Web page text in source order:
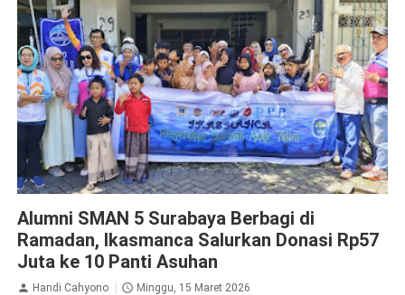
Alumni SMAN 5 Surabaya Berbagi di
Ramadan, Ikasmanca Salurkan Donasi Rp57
Juta ke 10 Panti Asuhan
Handi Cahyono Minggu, 15 Maret 2026